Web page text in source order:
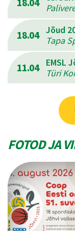
18.04 Jõud
Tapa
11.04
EMSL
Türi
FOTOD JA